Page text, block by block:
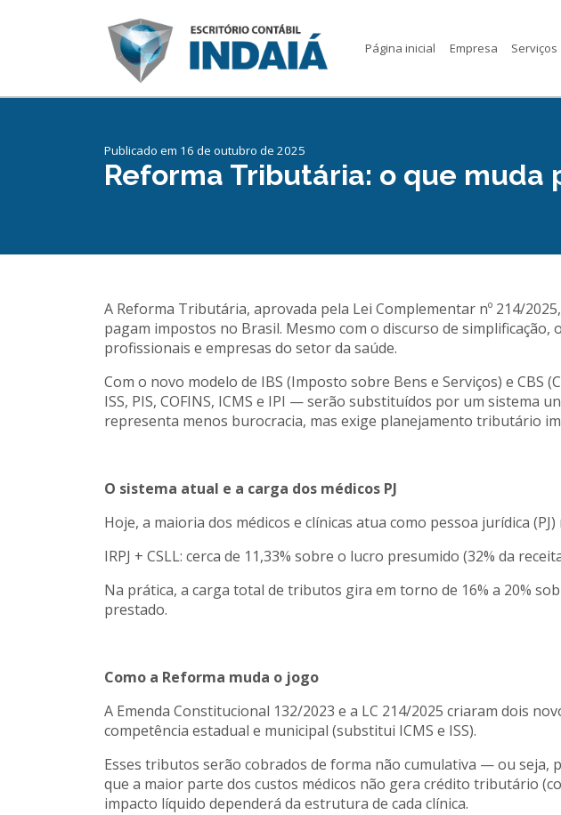
Página inicial Empresa Serviços
Publicado em 16 de outubro de 2025
Reforma Tributária: o que
A Reforma Tributária, aprovada pela Lei Complementar nº 214/
pagam impostos no Brasil. Mesmo com o discurso de
profissionais e empresas do setor da saúde.
Com o novo modelo de IBS (Imposto sobre Bens e Serviços) e
ISS, PIS, COFINS, ICMS e IPI — serão substituídos por um sistema
representa menos burocracia, mas exige planejamento tributário
O sistema atual e a carga dos médicos PJ
Hoje, a maioria dos médicos e clínicas atua como pessoa jurídica
IRPJ + CSLL: cerca de 11,33% sobre o lucro presumido (32% da
Na prática, a carga total de tributos gira em torno de 16% a 20%
prestado.
Como a Reforma muda o jogo
A Emenda Constitucional 132/2023 e a LC 214/2025 criaram dois
competência estadual e municipal (substitui ICMS e ISS).
Esses tributos serão cobrados de forma não cumulativa — ou seja,
que a maior parte dos custos médicos não gera crédito tributário
impacto líquido dependerá da estrutura de cada clínica.